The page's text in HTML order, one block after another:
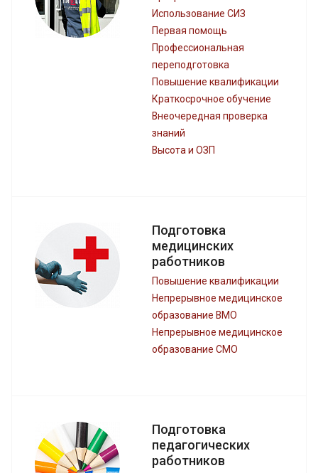
Использование СИЗ
Первая помощь
Профессиональная
переподготовка
Повышение квалификации
Краткосрочное обучение
Внеочередная проверка
знаний
Высота и ОЗП
Подготовка
медицинских
работников
Повышение квалификации
Непрерывное медицинское
образование ВМО
Непрерывное медицинское
образование СМО
Подготовка
педагогических
работников